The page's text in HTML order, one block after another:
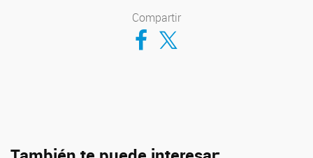
Compartir
Compartir en Facebook
Compartir en Twitter